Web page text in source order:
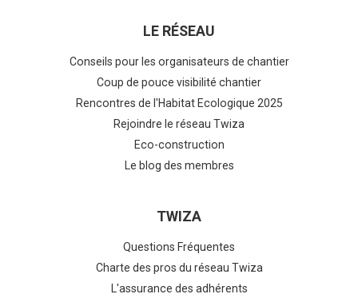
LE RÉSEAU
Conseils pour les organisateurs de chantier
Coup de pouce visibilité chantier
Rencontres de l'Habitat Ecologique 2025
Rejoindre le réseau Twiza
Eco-construction
Le blog des membres
TWIZA
Questions Fréquentes
Charte des pros du réseau Twiza
L'assurance des adhérents